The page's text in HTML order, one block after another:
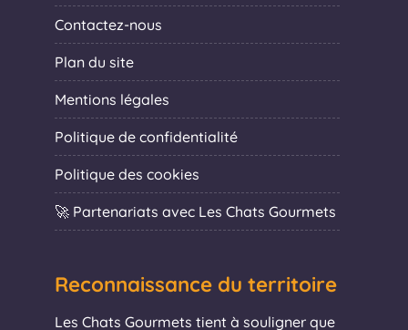
Contactez-nous
Plan du site
Mentions légales
Politique de confidentialité
Politique des cookies
🚀 Partenariats avec Les Chats Gourmets
Reconnaissance du territoire
Les Chats Gourmets tient à souligner que